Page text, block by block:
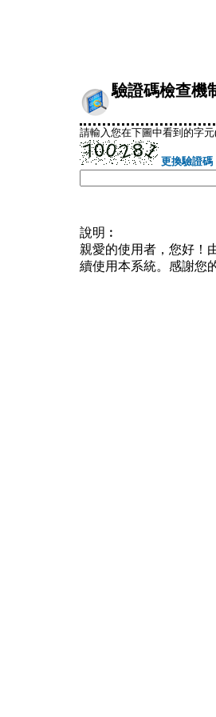
驗證碼檢查機
請輸入您在下圖中看到的字
更換驗證碼
說明︰
親愛的使用者，您好！
續使用本系統。感謝您